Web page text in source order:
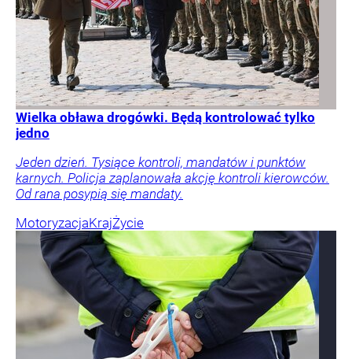
Wielka obława drogówki. Będą kontrolować tylko
jedno
Jeden dzień. Tysiące kontroli, mandatów i punktów
karnych. Policja zaplanowała akcję kontroli kierowców.
Od rana posypią się mandaty.
MotoryzacjaKrajŻycie